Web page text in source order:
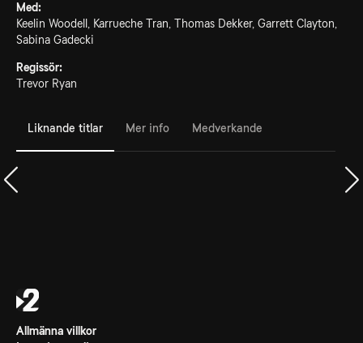
Med:
Keelin Woodell, Karrueche Tran, Thomas Dekker, Garrett Clayton,
Sabina Gadecki
Regissör:
Trevor Ryan
Liknande titlar Mer info Medverkande
Allmänna villkor